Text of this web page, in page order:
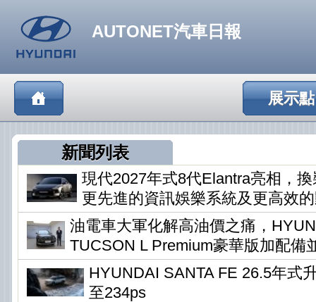
AUTONET汽車日報
展示點
新聞列表
現代2027年式8代Elantra亮相，
更先進的資訊娛樂系統及更高效
油電車大軍化解高油價之痛，
TUCSON L Premium豪華版加配備
HYUNDAI SANTA FE 26.5年式
至234ps